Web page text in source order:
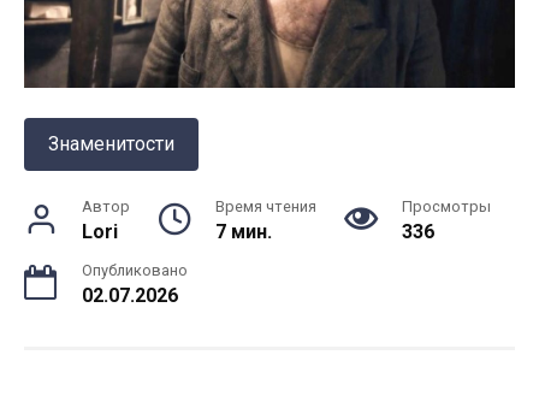
Знаменитости
Автор
Lori
Время чтения
7 мин.
Просмотры
336
Опубликовано
02.07.2026